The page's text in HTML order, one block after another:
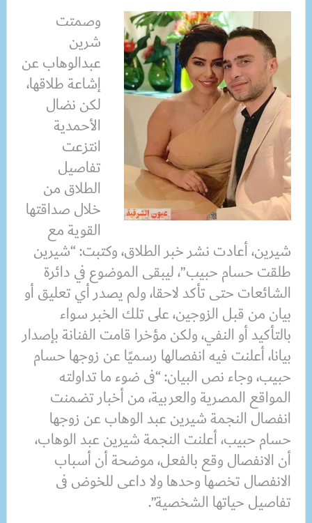
وصمتت
شرين
عبدالوهاب عن
إشاعة طلاقها،
لكن نضال
الأحمدية
انتزعت
تفاصيل
الطلاق من
خلال صداقتها
القوية مع
شيرين، أعادت نشر خبر الطلاق، وكتبت: “شيرين
طلقت حسام حبيب”، ليبقى الموضوع في دائرة
الشائعات حتى تأكد لاحقا، ولم يصدر أي تعليق أو
بيان من قبل الزوجين، على تلك الخبر سواء
بالتأكيد أو النفي، ولكن مؤخرا قامت الفنانة بإصدار
بيانا، أعلنت فيه انفصالها رسميًا عن زوجها حسام
حبيب، وجاء نص البيان: “فى ضوء ما تداولته
المواقع المصرية والعربية، من أخبار تضمنت
انفصال النجمة شيرين عبد الوهاب عن زوجها
حسام حبيب، أعلنت النجمة شيرين عبد الوهاب،
أن الانفصال وقع بالفعل، موضحة أن أسباب
الانفصال تخصها وحدها ولا داعى للخوض فى
تفاصيل حياتها الشخصية”.